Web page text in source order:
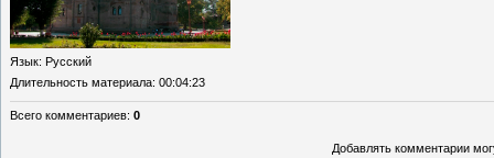
Язык: Русский
Длительность материала: 00:04:23
Всего комментариев: 0
Добавлять комментарии